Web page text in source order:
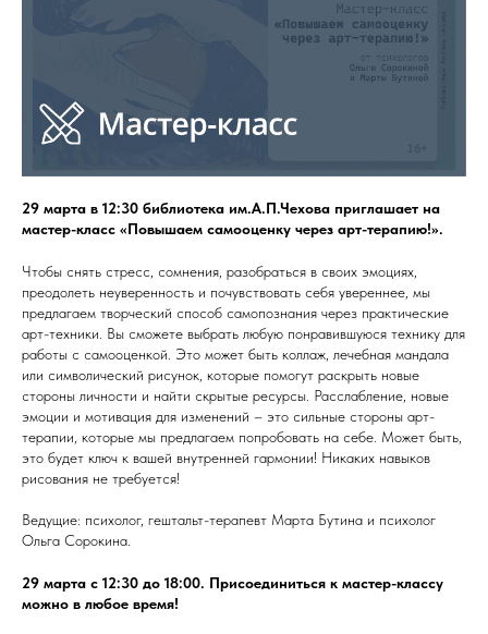
29 марта в 12:30 библиотека им.А.П.Чехова приглашает на
мастер-класс «Повышаем самооценку через арт-терапию!».
Чтобы снять стресс, сомнения, разобраться в своих эмоциях,
преодолеть неуверенность и почувствовать себя увереннее, мы
предлагаем творческий способ самопознания через практические
арт-техники. Вы сможете выбрать любую понравившуюся технику для
работы с самооценкой. Это может быть коллаж, лечебная мандала
или символический рисунок, которые помогут раскрыть новые
стороны личности и найти скрытые ресурсы. Расслабление, новые
эмоции и мотивация для изменений – это сильные стороны арт-
терапии, которые мы предлагаем попробовать на себе. Может быть,
это будет ключ к вашей внутренней гармонии! Никаких навыков
рисования не требуется!
Ведущие: психолог, гештальт-терапевт Марта Бутина и психолог
Ольга Сорокина.
29 марта с 12:30 до 18:00. Присоединиться к мастер-классу
можно в любое время!